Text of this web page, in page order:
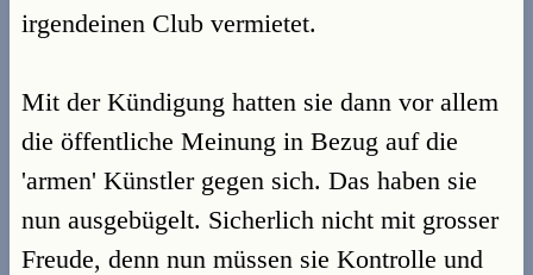
irgendeinen Club vermietet.
Mit der Kündigung hatten sie dann vor allem
die öffentliche Meinung in Bezug auf die
'armen' Künstler gegen sich. Das haben sie
nun ausgebügelt. Sicherlich nicht mit grosser
Freude, denn nun müssen sie Kontrolle und